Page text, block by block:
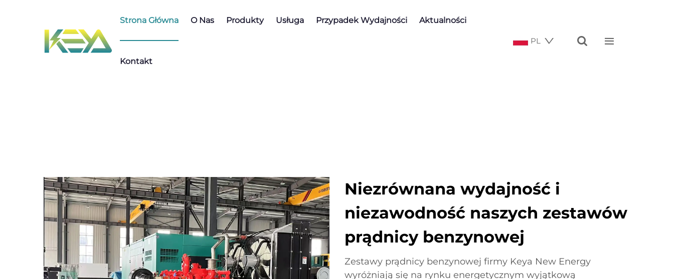
Strona Główna O Nas Produkty Usługa Przypadek Wydajności Aktualności
Kontakt
PL  
Niezrównana wydajność i
niezawodność naszych zestawów
prądnicy benzynowej
Zestawy prądnicy benzynowej firmy Keya New Energy
wyróżniają się na rynku energetycznym wyjątkową